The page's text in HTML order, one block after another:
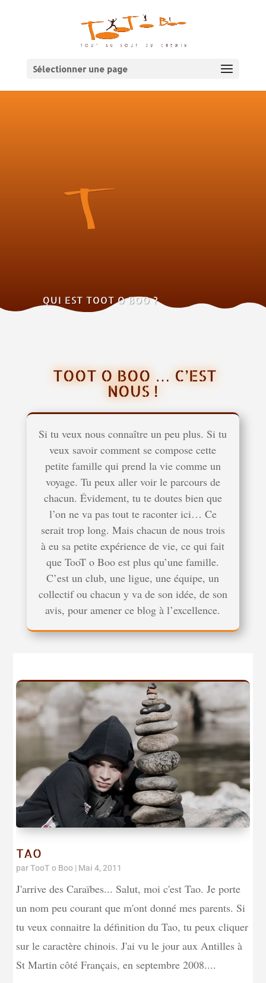
Sélectionner une page
QUI EST TOOT O BOO ?
TOOT O BOO … C’EST
NOUS !
Si tu veux nous connaître un peu plus. Si tu
veux savoir comment se compose cette
petite famille qui prend la vie comme un
voyage. Tu peux aller voir le parcours de
chacun. Évidement, tu te doutes bien que
l’on ne va pas tout te raconter ici… Ce
serait trop long. Mais chacun de nous trois
à eu sa petite expérience de vie, ce qui fait
que TooT o Boo est plus qu’une famille.
C’est un club, une ligue, une équipe, un
collectif ou chacun y va de son idée, de son
avis, pour amener ce blog à l’excellence.
TAO
parTooT o Boo | Mai 4, 2011
J'arrive des Caraïbes... Salut, moi c'est Tao. Je porte
un nom peu courant que m'ont donné mes parents. Si
tu veux connaitre la définition du Tao, tu peux cliquer
sur le caractère chinois. J'ai vu le jour aux Antilles à
St Martin côté Français, en septembre 2008....